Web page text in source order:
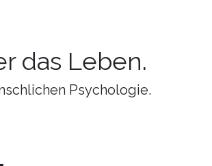
das Leben.
Psychologie.